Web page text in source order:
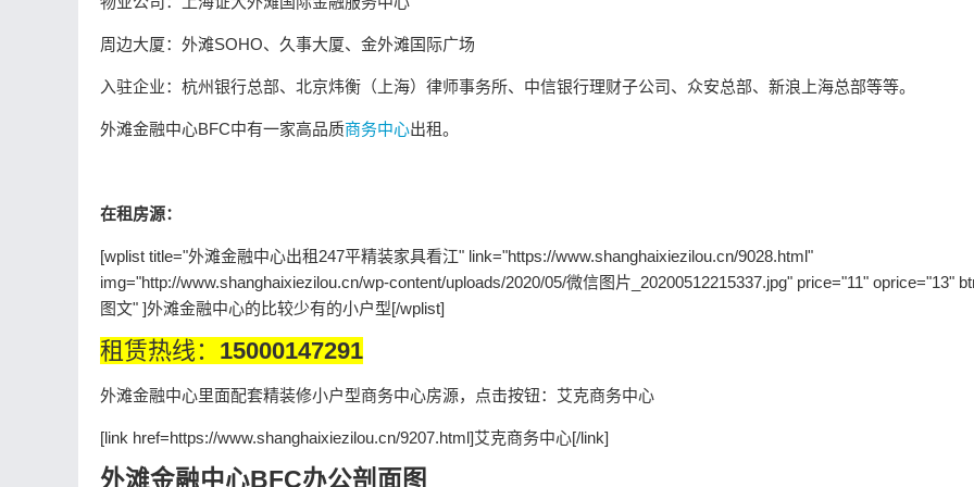
周边大厦：外滩SOHO、久事大厦、金外滩国际广场
入驻企业：杭州银行总部、北京炜衡（上海）律师事务所、中信银行理财子公司、众安总部、新浪上海总部等等。
外滩金融中心BFC中有一家高品质商务中心出租。
在租房源：
[wplist title="外滩金融中心出租247平精装家具看江" link="https://www.shanghaixiezilou.cn/9028.html"
img="http://www.shanghaixiezilou.cn/wp-content/uploads/2020/05/微信图片_20200512215337.jpg" price="11" oprice="13"
图文" ]外滩金融中心的比较少有的小户型[/wplist]
租赁热线： 15000147291
外滩金融中心里面配套精装修小户型商务中心房源，点击按钮：艾克商务中心
[link href=https://www.shanghaixiezilou.cn/9207.html]艾克商务中心[/link]
外滩金融中心BFC办公剖面图